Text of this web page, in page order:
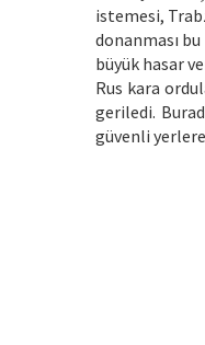
istemesi,
donanması
büyük hasar
Rus kara
geriledi.
güvenli